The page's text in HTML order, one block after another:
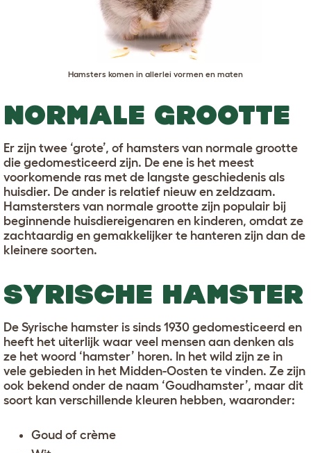
Hamsters komen in allerlei vormen en maten
NORMALE GROOTTE
Er zijn twee ‘grote’, of hamsters van normale grootte
die gedomesticeerd zijn. De ene is het meest
voorkomende ras met de langste geschiedenis als
huisdier. De ander is relatief nieuw en zeldzaam.
Hamstersters van normale grootte zijn populair bij
beginnende huisdiereigenaren en kinderen, omdat ze
zachtaardig en gemakkelijker te hanteren zijn dan de
kleinere soorten.
SYRISCHE HAMSTER
De Syrische hamster is sinds 1930 gedomesticeerd en
heeft het uiterlijk waar veel mensen aan denken als
ze het woord ‘hamster’ horen. In het wild zijn ze in
vele gebieden in het Midden-Oosten te vinden. Ze zijn
ook bekend onder de naam ‘Goudhamster’, maar dit
soort kan verschillende kleuren hebben, waaronder:
Goud of crème